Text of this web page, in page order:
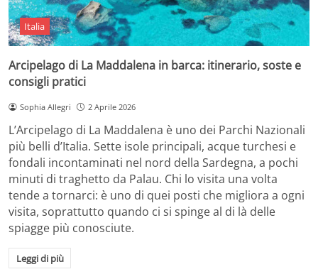
Italia
Arcipelago di La Maddalena in barca: itinerario, soste e
consigli pratici
Sophia Allegri 2 Aprile 2026
L’Arcipelago di La Maddalena è uno dei Parchi Nazionali
più belli d’Italia. Sette isole principali, acque turchesi e
fondali incontaminati nel nord della Sardegna, a pochi
minuti di traghetto da Palau. Chi lo visita una volta
tende a tornarci: è uno di quei posti che migliora a ogni
visita, soprattutto quando ci si spinge al di là delle
spiagge più conosciute.
Leggi di più